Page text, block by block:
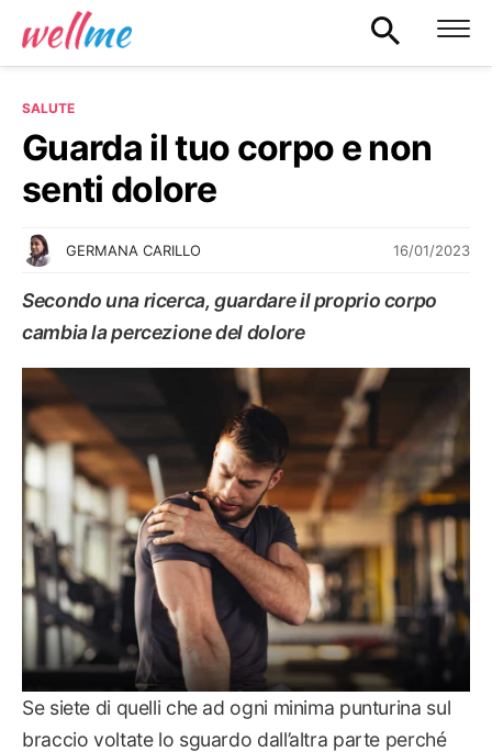
SALUTE
Guarda il tuo corpo e non
senti dolore
GERMANA CARILLO 16/01/2023
Secondo una ricerca, guardare il proprio corpo
cambia la percezione del dolore
Se siete di quelli che ad ogni minima punturina sul
braccio voltate lo sguardo dall’altra parte perché